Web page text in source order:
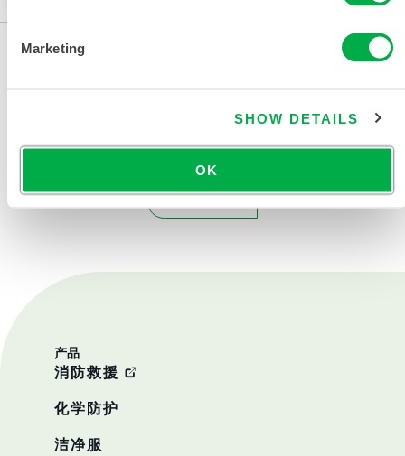
Marketing
SHOW DETAILS
OK
联系我们
产品
消防救援
化学防护
洁净服